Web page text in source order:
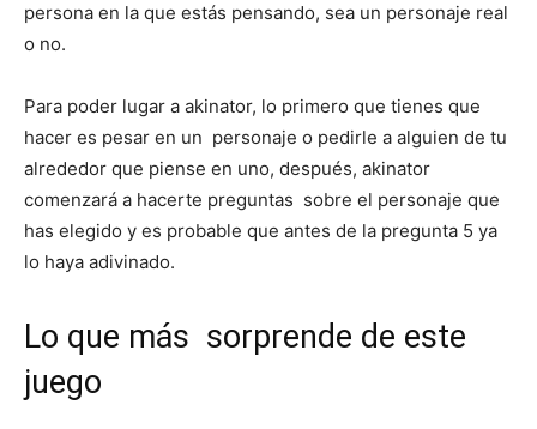
persona en la que estás pensando, sea un personaje real
o no.
Para poder lugar a akinator, lo primero que tienes que
hacer es pesar en un personaje o pedirle a alguien de tu
alrededor que piense en uno, después, akinator
comenzará a hacerte preguntas sobre el personaje que
has elegido y es probable que antes de la pregunta 5 ya
lo haya adivinado.
Lo que más sorprende de este
juego